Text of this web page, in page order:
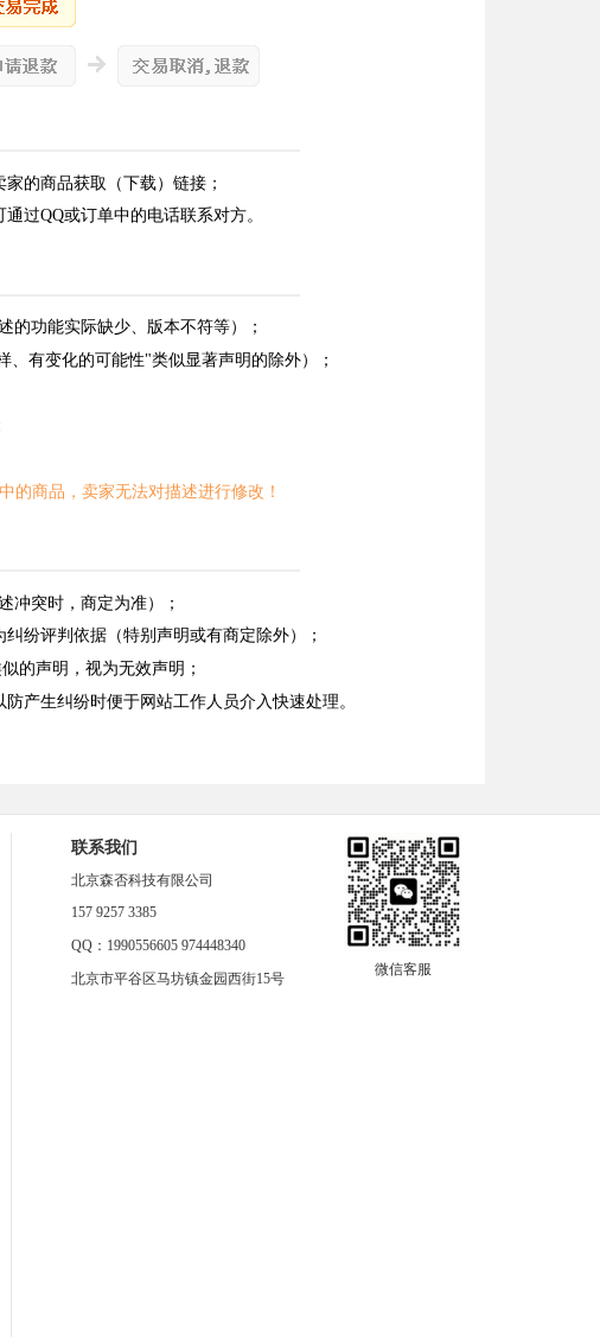
的商品获取（下载）链接；
过QQ或订单中的电话联系对方。
的功能实际缺少、版本不符等）；
有变化的可能性"类似显著声明的除外）；
的商品，卖家无法对描述进行修改！
冲突时，商定为准）；
纷评判依据（特别声明或有商定除外）；
的声明，视为无效声明；
产生纠纷时便于网站工作人员介入快速处理。
联系我们
北京森否科技有限公司
157 9257 3385
QQ：1990556605 974448340
北京市平谷区马坊镇金园西街15号
微信客服